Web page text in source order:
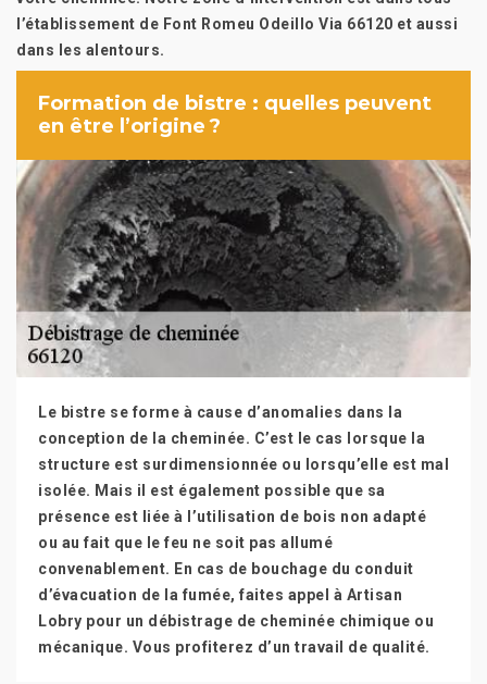
l’établissement de Font Romeu Odeillo Via 66120 et aussi
dans les alentours.
Formation de bistre : quelles peuvent
en être l’origine ?
Le bistre se forme à cause d’anomalies dans la
conception de la cheminée. C’est le cas lorsque la
structure est surdimensionnée ou lorsqu’elle est mal
isolée. Mais il est également possible que sa
présence est liée à l’utilisation de bois non adapté
ou au fait que le feu ne soit pas allumé
convenablement. En cas de bouchage du conduit
d’évacuation de la fumée, faites appel à Artisan
Lobry pour un débistrage de cheminée chimique ou
mécanique. Vous profiterez d’un travail de qualité.